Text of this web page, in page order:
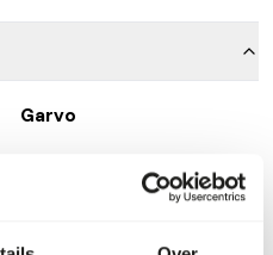
Garvo